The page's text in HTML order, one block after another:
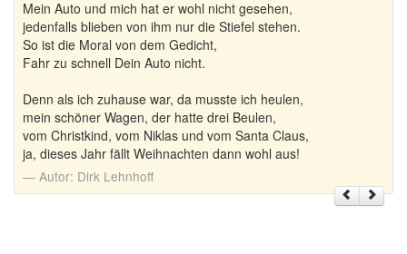
Mein Auto und mich hat er wohl nicht gesehen,
jedenfalls blieben von ihm nur die Stiefel stehen.
So ist die Moral von dem Gedicht,
Fahr zu schnell Dein Auto nicht.
Denn als ich zuhause war, da musste ich heulen,
mein schöner Wagen, der hatte drei Beulen,
vom Christkind, vom Niklas und vom Santa Claus,
ja, dieses Jahr fällt Weihnachten dann wohl aus!
Autor: Dirk Lehnhoff